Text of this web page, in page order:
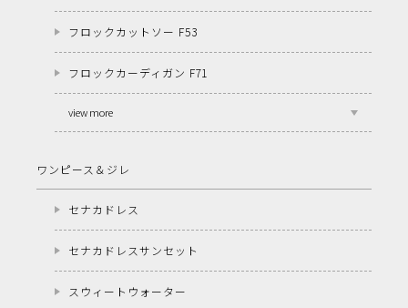
フロックカットソー F53
フロックカーディガン F71
view more
ワンピース＆ジレ
セナカドレス
セナカドレスサンセット
スウィートウォーター